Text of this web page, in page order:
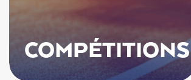
COMPÉTITIONS